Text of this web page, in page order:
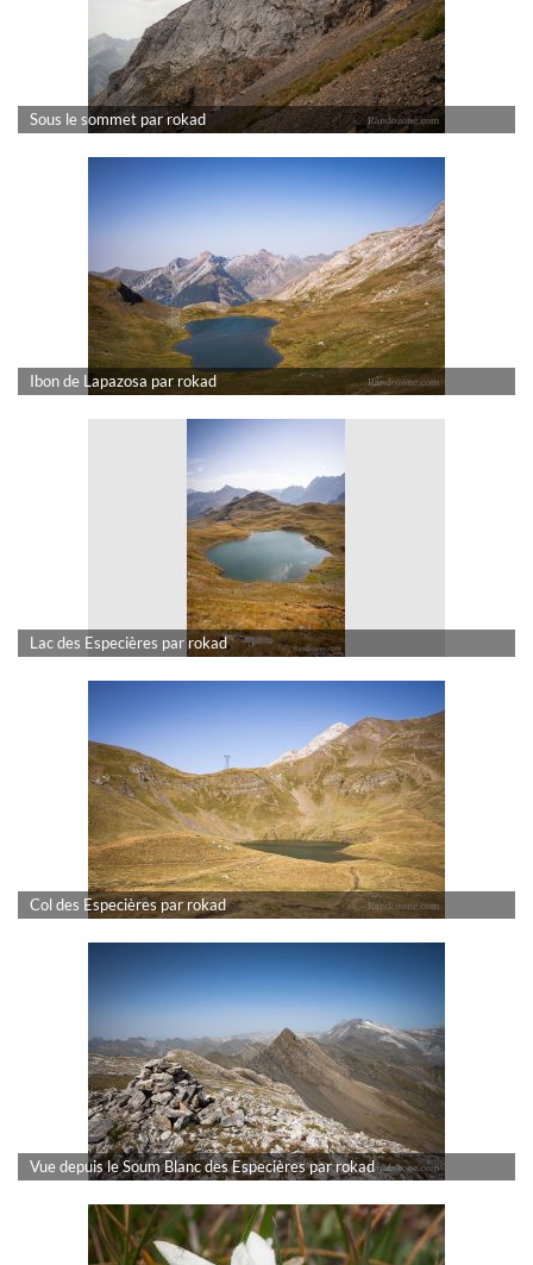
Sous le sommet par rokad
Ibon de Lapazosa par rokad
Lac des Especières par rokad
Col des Especières par rokad
Vue depuis le Soum Blanc des Especières par rokad